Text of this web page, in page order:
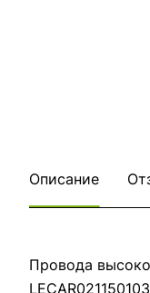
Описание
Провода